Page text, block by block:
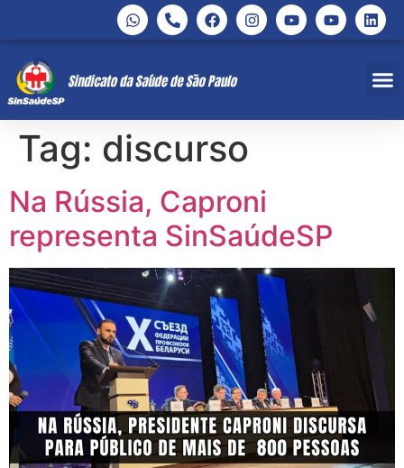
Tag: discurso
Na Rússia, Caproni
representa SinSaúdeSP